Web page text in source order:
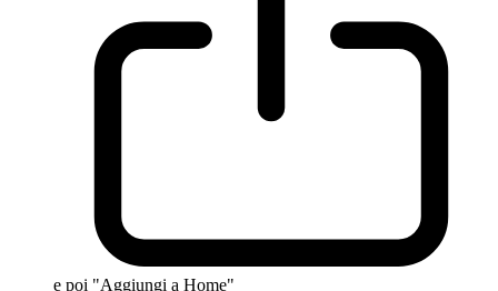
e poi "Aggiungi a Home"